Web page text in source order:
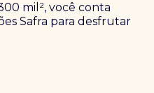
mil², você conta
Safra para desfrutar